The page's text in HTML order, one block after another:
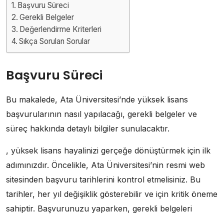
Başvuru Süreci
Gerekli Belgeler
Değerlendirme Kriterleri
Sıkça Sorulan Sorular
Başvuru Süreci
Bu makalede, Ata Üniversitesi’nde yüksek lisans
başvurularının nasıl yapılacağı, gerekli belgeler ve
süreç hakkında detaylı bilgiler sunulacaktır.
, yüksek lisans hayalinizi gerçeğe dönüştürmek için ilk
adımınızdır. Öncelikle, Ata Üniversitesi’nin resmi web
sitesinden başvuru tarihlerini kontrol etmelisiniz. Bu
tarihler, her yıl değişiklik gösterebilir ve için kritik öneme
sahiptir. Başvurunuzu yaparken, gerekli belgeleri